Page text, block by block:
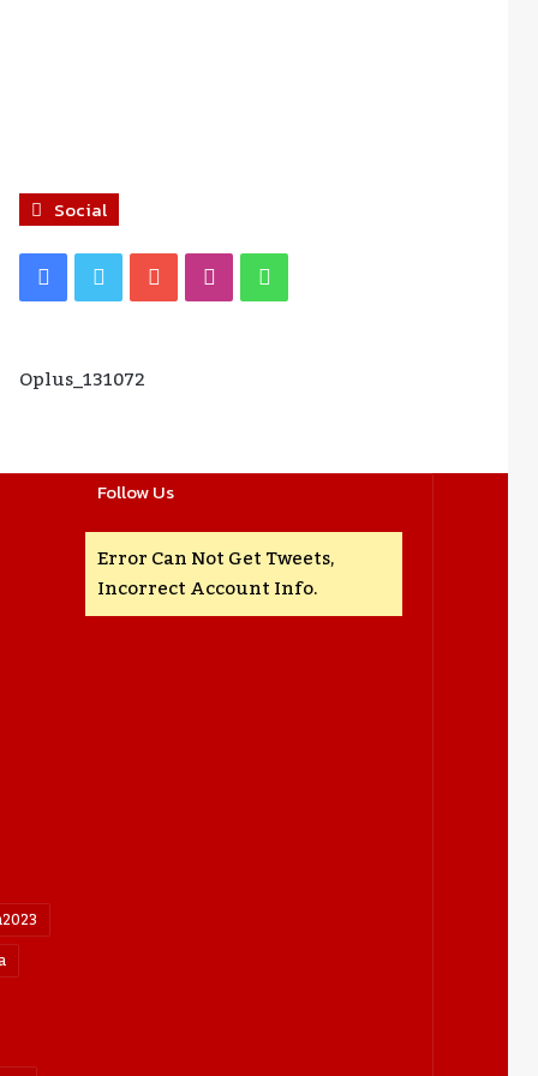
Social
Facebook
Twitter YouTubeInstagram
Oplus_131072
Follow Us
Error Can Not Get Tweets,
Incorrect Account Info.